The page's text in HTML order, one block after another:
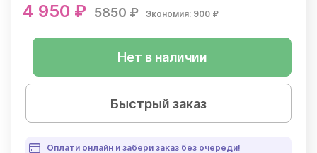
4 950 ₽ 5850 ₽ Экономия: 900 ₽
Нет в наличии
Быстрый заказ
Оплати онлайн и забери заказ без очереди!